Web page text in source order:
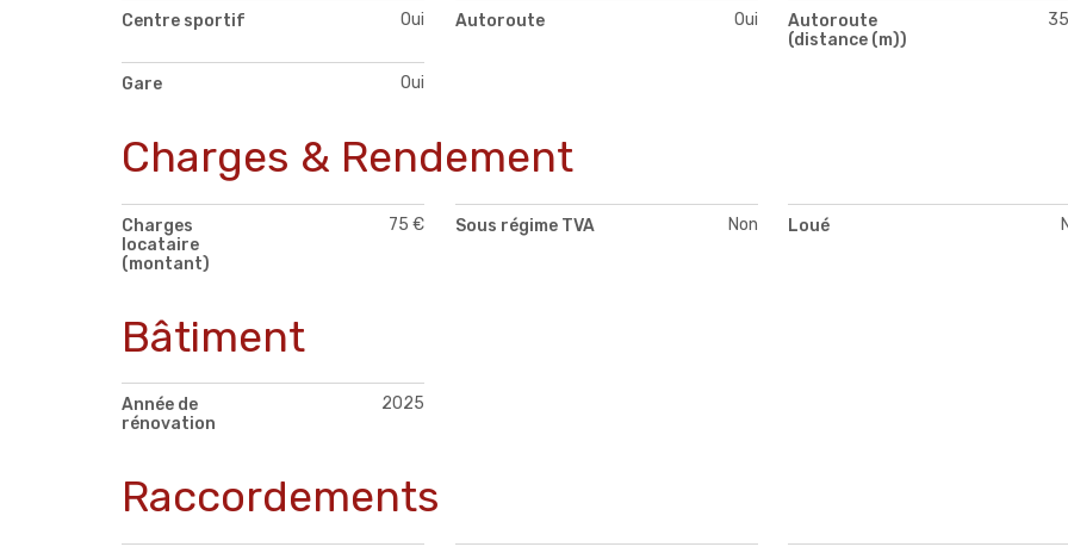
Centre sportif Oui Autoroute Oui
Autoroute
(distance (m))
Gare Oui
Charges & Rendement
Charges
locataire
(montant)
75 € Sous régime TVA Non Loué
Bâtiment
Année de
rénovation
2025
Raccordements